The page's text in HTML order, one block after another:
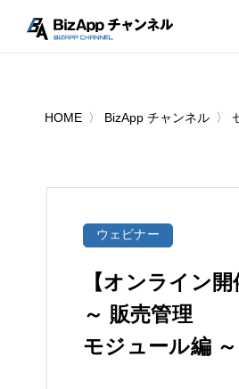
HOME BizApp チャンネル
ウェビナー
【オンライン
～ 販売管理
モジュール編 ～